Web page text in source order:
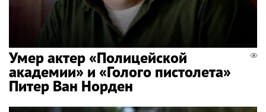
Умер актер «Полицейской
академии» и «Голого пистолета»
Питер Ван Норден